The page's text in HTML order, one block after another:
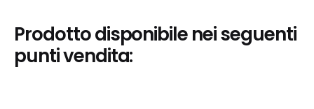
Prodotto disponibile nei seguenti
punti vendita: